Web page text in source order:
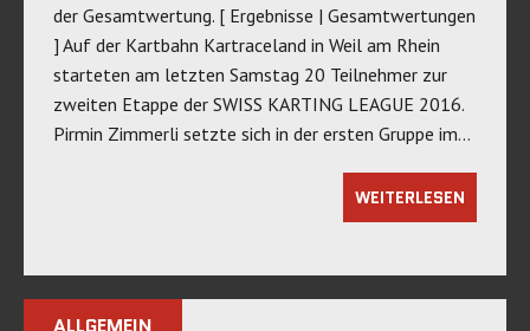
der Gesamtwertung. [ Ergebnisse | Gesamtwertungen
] Auf der Kartbahn Kartraceland in Weil am Rhein
starteten am letzten Samstag 20 Teilnehmer zur
zweiten Etappe der SWISS KARTING LEAGUE 2016.
Pirmin Zimmerli setzte sich in der ersten Gruppe im…
WEITERLESEN